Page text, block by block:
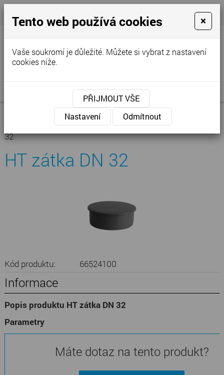
cvstop@tiscali.cz
Nabídka»Kanalizace -
vodoinstalace»Kanalizace vnitřní»HT zátka»HT zátka DN
32
HT zátka DN 32
Kód produktu: 66524100
Informace
Popis produktu HT zátka DN 32
Parametry
Máte dotaz na tento produkt?
Tento web používá cookies ×
Vaše soukromí je důležité. Můžete si vybrat z nastavení
cookies níže.
PŘIJMOUT VŠE
Nastavení
Odmítnout